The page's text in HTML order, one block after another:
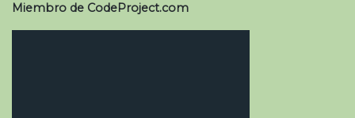
Miembro de CodeProject.com